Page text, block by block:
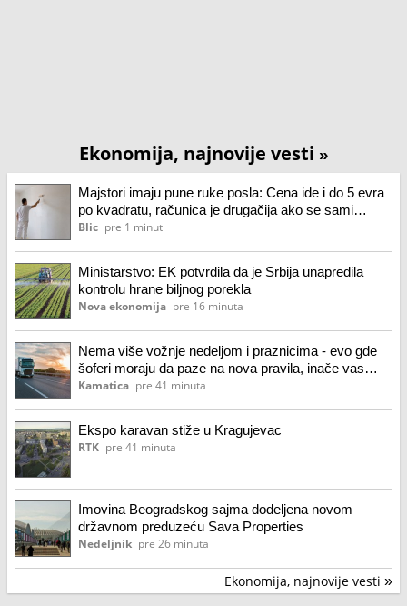
Ekonomija, najnovije vesti »
Majstori imaju pune ruke posla: Cena ide i do 5 evra
po kvadratu, računica je drugačija ako se sami
prihvatite valjka
Blic pre 1 minut
Ministarstvo: EK potvrdila da je Srbija unapredila
kontrolu hrane biljnog porekla
Nova ekonomija pre 16 minuta
Nema više vožnje nedeljom i praznicima - evo gde
šoferi moraju da paze na nova pravila, inače vas
čeka paprena kazna
Kamatica pre 41 minuta
Ekspo karavan stiže u Kragujevac
RTK pre 41 minuta
Imovina Beogradskog sajma dodeljena novom
državnom preduzeću Sava Properties
Nedeljnik pre 26 minuta
Ekonomija, najnovije vesti »